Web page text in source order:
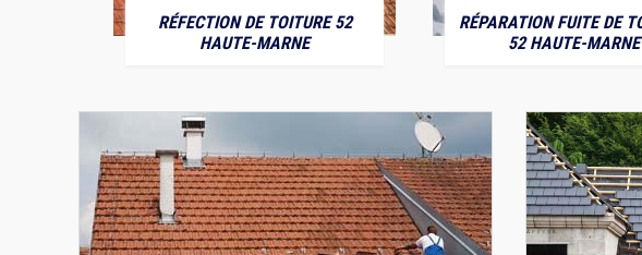
RÉFECTION DE TOITURE 52
HAUTE-MARNE
RÉPARATION FUITE DE
52 HAUTE-MARNE